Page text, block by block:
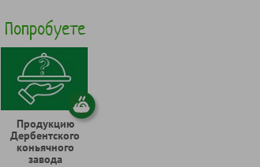
Попробуете
Продукцию
Дербентского
коньячного
завода